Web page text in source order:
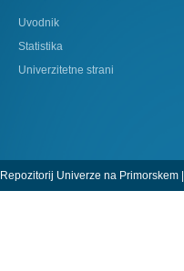
Uvodnik
Statistika
Univerzitetne strani
Repozitorij Univerze na Primorskem |